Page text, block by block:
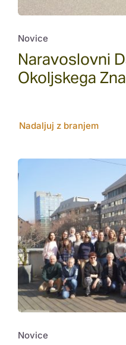
Novice
Naravoslovni
Okoljskega
Nadaljuj z branjem
Novice